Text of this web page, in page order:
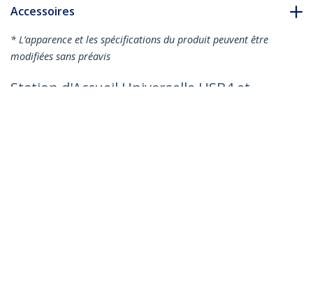
Accessoires
* L’apparence et les spécifications du produit peuvent être
modifiées sans préavis
Station d'Accueil Universelle USB4 et